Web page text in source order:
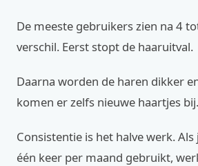
De meeste gebruikers zien na 4
verschil. Eerst stopt de haaruitval.
Daarna worden de haren dikker
komen er zelfs nieuwe haartjes bij.
Consistentie is het halve werk.
één keer per maand gebruikt,